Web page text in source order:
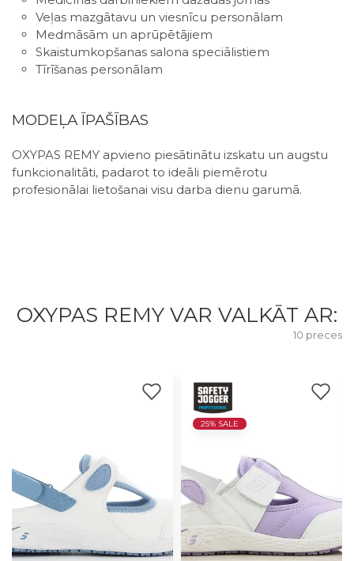
Veļas mazgātavu un viesnīcu personālam
Medmāsām un aprūpētājiem
Skaistumkopšanas salona speciālistiem
Tīrīšanas personālam
MODEĻA ĪPAŠĪBAS
OXYPAS REMY apvieno piesātinātu izskatu un augstu
funkcionalitāti, padarot to ideāli piemērotu
profesionālai lietošanai visu darba dienu garumā.
OXYPAS REMY VAR VALKĀT AR:
10 preces
25% SALE